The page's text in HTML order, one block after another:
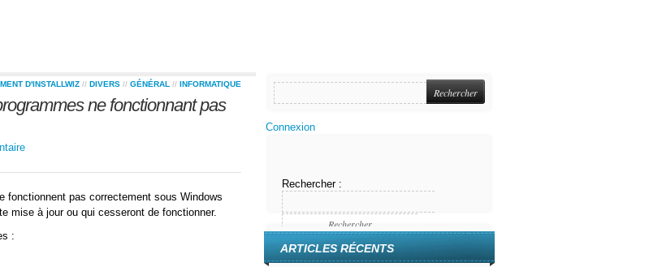
D'INSTALLWIZ // DIVERS // GÉNÉRAL // INFORMATIQUE
ne fonctionnant pas
fonctionnent pas correctement sous Windows
mise à jour ou qui cesseront de fonctionner.
:
Connexion
Rechercher :
ARTICLES RÉCENTS